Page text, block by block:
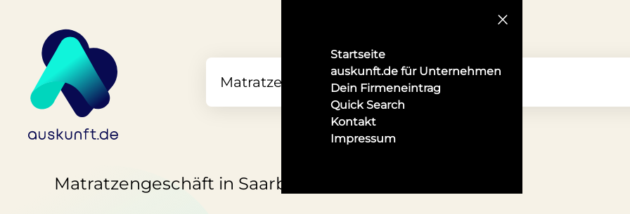
Startseite
auskunft.de für Unternehmen
Dein Firmeneintrag
Quick Search
Kontakt
Impressum
Matratzengeschäft in Saarbrücken